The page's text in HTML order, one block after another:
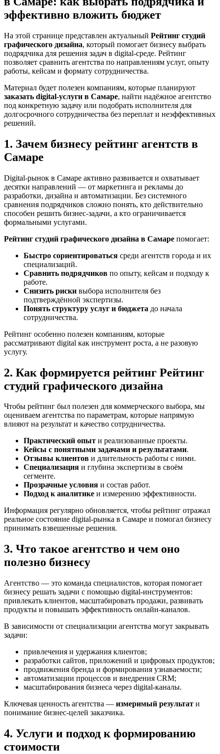
эффективно вложить бюджет
На этой странице представлен актуальный Рейтинг студий
графического дизайна, который помогает бизнесу выбрать
подрядчика для решения задач в digital-среде. Рейтинг
позволяет сравнить агентства по направлениям услуг, опыту
работы, кейсам и формату сотрудничества.
Материал будет полезен компаниям, которые планируют
заказать digital-услуги в Самаре, найти надёжное агентство
под конкретную задачу или подобрать исполнителя для
долгосрочного сотрудничества без переплат и неэффективных
решений.
1. Зачем бизнесу рейтинг агентств в
Самаре
Digital-рынок в Самаре активно развивается и охватывает
десятки направлений — от маркетинга и рекламы до
разработки, дизайна и автоматизации. Без системного
сравнения подрядчиков сложно понять, кто действительно
способен решить бизнес-задачи, а кто ограничивается
формальными услугами.
Рейтинг студий графического дизайна в Самаре помогает:
Быстро сориентироваться среди агентств города и их
специализаций.
Сравнить подрядчиков по опыту, кейсам и подходу к
работе.
Снизить риски выбора исполнителя без
подтверждённой экспертизы.
Понять структуру услуг и бюджета до начала
сотрудничества.
Рейтинг особенно полезен компаниям, которые
рассматривают digital как инструмент роста, а не разовую
услугу.
2. Как формируется рейтинг Рейтинг
студий графического дизайна
Чтобы рейтинг был полезен для коммерческого выбора, мы
оцениваем агентства по параметрам, которые напрямую
влияют на результат и качество сотрудничества.
Практический опыт и реализованные проекты.
Кейсы с понятными задачами и результатами.
Отзывы клиентов и длительность работы с ними.
Специализация и глубина экспертизы в своём
сегменте.
Прозрачные условия и состав работ.
Подход к аналитике и измерению эффективности.
Информация регулярно обновляется, чтобы рейтинг отражал
реальное состояние digital-рынка в Самаре и помогал бизнесу
принимать взвешенные решения.
3. Что такое агентство и чем оно
полезно бизнесу
Агентство — это команда специалистов, которая помогает
бизнесу решать задачи с помощью digital-инструментов:
привлекать клиентов, масштабировать продажи, развивать
продукты и повышать эффективность онлайн-каналов.
В зависимости от специализации агентства могут закрывать
задачи:
привлечения и удержания клиентов;
разработки сайтов, приложений и цифровых продуктов;
продвижения бренда и формирования узнаваемости;
автоматизации процессов и внедрения CRM;
масштабирования бизнеса через digital-каналы.
Ключевая ценность агентства — измеримый результат и
понимание бизнес-целей заказчика.
4. Услуги и подход к формированию
стоимости